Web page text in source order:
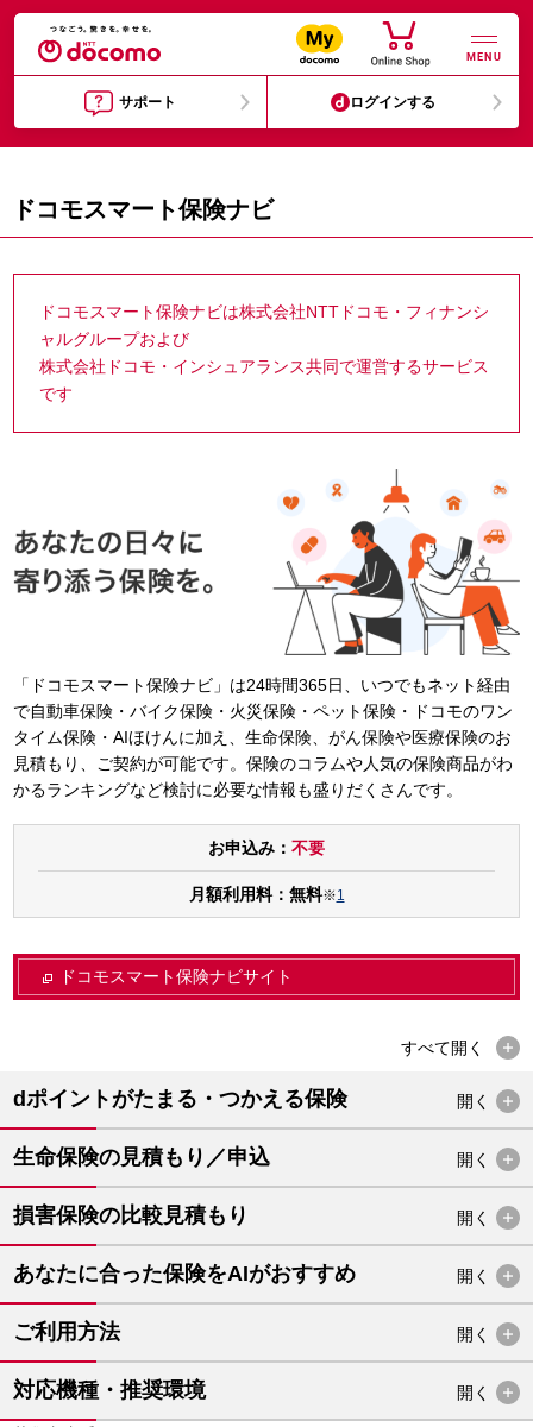
MENU
サポート ログインする
ドコモスマート保険ナビ
ドコモスマート保険ナビは株式会社NTTドコモ・フィナンシ
ャルグループおよび
株式会社ドコモ・インシュアランス共同で運営するサービス
です
「ドコモスマート保険ナビ」は24時間365日、いつでもネット経由
で自動車保険・バイク保険・火災保険・ペット保険・ドコモのワン
タイム保険・AIほけんに加え、生命保険、がん保険や医療保険のお
見積もり、ご契約が可能です。保険のコラムや人気の保険商品がわ
かるランキングなど検討に必要な情報も盛りだくさんです。
お申込み： 不要
月額利用料：無料※1
ドコモスマート保険ナビサイト
すべて開く
dポイントがたまる・つかえる保険 開く
生命保険の見積もり／申込 開く
損害保険の比較見積もり 開く
あなたに合った保険をAIがおすすめ 開く
ご利用方法 開く
対応機種・推奨環境 開く